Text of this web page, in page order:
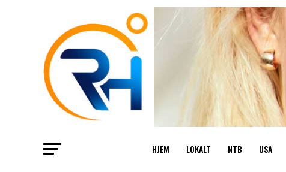
HJEM LOKALT NTB USA